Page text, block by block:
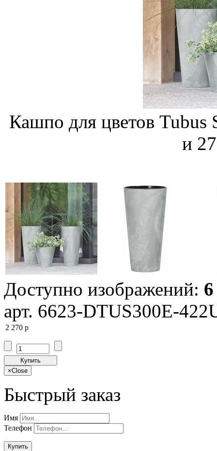
Кашпо для цветов
и
Доступно изображений: 6
арт. 6623-DTUS300E-
2 270 p
Купить
×Close
Быстрый заказ
Имя
Телефон
Купить